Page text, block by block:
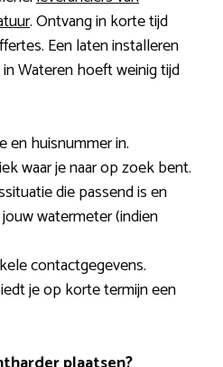
. Ontvang in korte tijd
Een laten installeren
Wateren hoeft weinig tijd
en huisnummer in.
waar je naar op zoek bent.
die passend is en
watermeter (indien
contactgegevens.
je op korte termijn een